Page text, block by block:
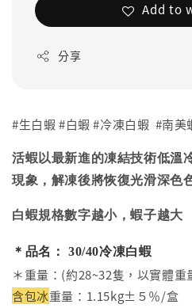
Add to
分享
#生白蝦 #白蝦 #冷凍白蝦 #南美
活蝦以最新進的凍結技術低溫
現象，解凍後將恢復光滑深色
白蝦規格數字越小，蝦子越大
＊品名： 30/40冷凍白蝦
＊重量：(約28~32隻，以實體重
含包冰重量：1.15kg±５％/盒